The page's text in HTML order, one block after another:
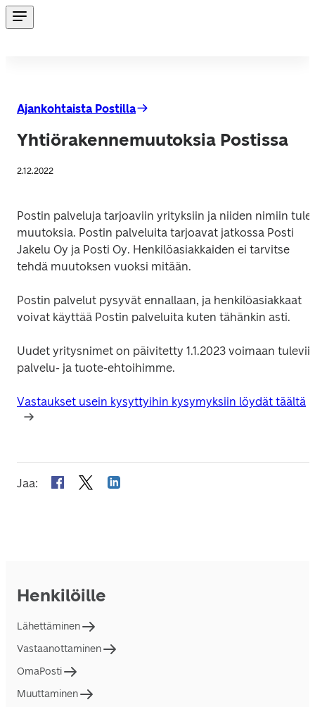
Ajankohtaista Postilla
Yhtiörakennemuutoksia Postissa
2.12.2022
Postin palveluja tarjoaviin yrityksiin ja niiden nimiin
muutoksia. Postin palveluita tarjoavat jatkossa Posti
Jakelu Oy ja Posti Oy. Henkilöasiakkaiden ei tarvitse
tehdä muutoksen vuoksi mitään.
Postin palvelut pysyvät ennallaan, ja henkilöasiakkaat
voivat käyttää Postin palveluita kuten tähänkin asti.
Uudet yritysnimet on päivitetty 1.1.2023 voimaan
palvelu- ja tuote-ehtoihimme.
Vastaukset usein kysyttyihin kysymyksiin löydät täältä
Jaa:
Henkilöille
Lähettäminen
Vastaanottaminen
OmaPosti
Muuttaminen